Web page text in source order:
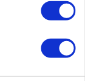
03. aug.